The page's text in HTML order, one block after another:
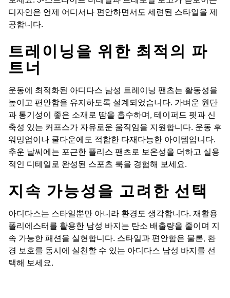
디자인은 언제 어디서나 편안하면서도 세련된 스타일을 제
공합니다.
트레이닝을 위한 최적의 파
트너
운동에 최적화된 아디다스 남성 트레이닝 팬츠는 활동성을
높이고 편안함을 유지하도록 설계되었습니다. 가벼운 원단
과 통기성이 좋은 소재로 땀을 흡수하며, 테이퍼드 핏과 신
축성 있는 커프스가 자유로운 움직임을 지원합니다. 운동 후
워밍업이나 쿨다운에도 적합한 다재다능한 아이템입니다.
추운 날씨에는 포근한 플리스 팬츠로 보온성을 더하고 실용
적인 디테일로 완성된 스포츠 룩을 경험해 보세요.
지속 가능성을 고려한 선택
아디다스는 스타일뿐만 아니라 환경도 생각합니다. 재활용
폴리에스터를 활용한 남성 바지는 탄소 배출량을 줄이며 지
속 가능한 패션을 실현합니다. 스타일과 편안함은 물론, 환
경 보호를 동시에 실천할 수 있는 아디다스 남성 바지를 선
택해 보세요.